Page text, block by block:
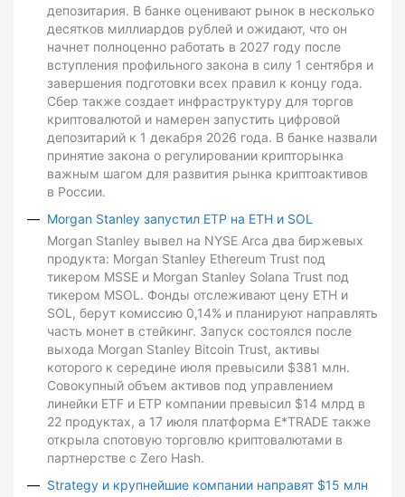
депозитария. В банке оценивают рынок в несколько
десятков миллиардов рублей и ожидают, что он
начнет полноценно работать в 2027 году после
вступления профильного закона в силу 1 сентября и
завершения подготовки всех правил к концу года.
Сбер также создает инфраструктуру для торгов
криптовалютой и намерен запустить цифровой
депозитарий к 1 декабря 2026 года. В банке назвали
принятие закона о регулировании крипторынка
важным шагом для развития рынка криптоактивов
в России.
Morgan Stanley запустил ETP на ETH и SOL
Morgan Stanley вывел на NYSE Arca два биржевых
продукта: Morgan Stanley Ethereum Trust под
тикером MSSE и Morgan Stanley Solana Trust под
тикером MSOL. Фонды отслеживают цену ETH и
SOL, берут комиссию 0,14% и планируют направлять
часть монет в стейкинг. Запуск состоялся после
выхода Morgan Stanley Bitcoin Trust, активы
которого к середине июля превысили $381 млн.
Совокупный объем активов под управлением
линейки ETF и ETP компании превысил $14 млрд в
22 продуктах, а 17 июля платформа E*TRADE также
открыла спотовую торговлю криптовалютами в
партнерстве с Zero Hash.
Strategy и крупнейшие компании направят $15 млн